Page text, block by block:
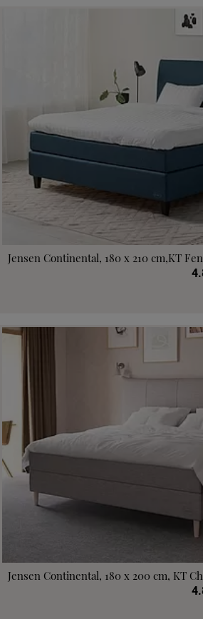
Jensen Continental, 180 x 210 cm,KT
Jensen Continental, 180 x 200 cm, KT